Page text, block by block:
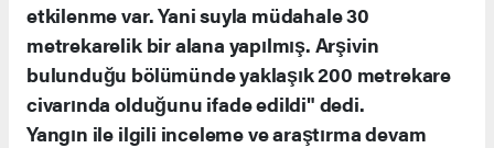
etkilenme var. Yani suyla müdahale 30
metrekarelik bir alana yapılmış. Arşivin
bulunduğu bölümünde yaklaşık 200 metrekare
civarında olduğunu ifade edildi" dedi.
Yangın ile ilgili inceleme ve araştırma devam